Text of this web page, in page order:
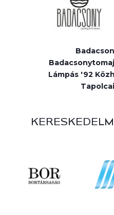
Lámpás '92